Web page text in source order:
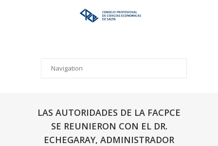
LAS AUTORIDADES DE LA FACPCE
SE REUNIERON CON EL DR.
ECHEGARAY, ADMINISTRADOR